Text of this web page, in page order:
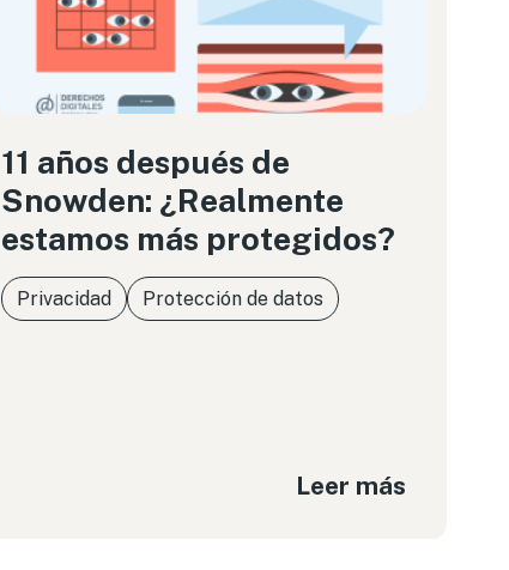
11 años después de
Snowden: ¿Realmente
estamos más protegidos?
Privacidad Protección de datos
Leer más